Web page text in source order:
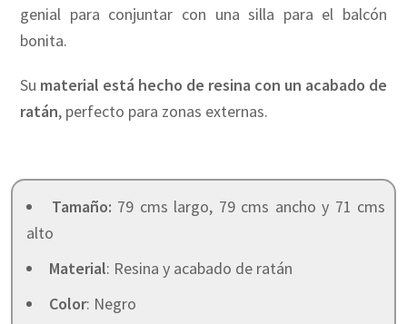
genial para conjuntar con una silla para el balcón
bonita.
Su material está hecho de resina con un acabado de
ratán, perfecto para zonas externas.
Tamaño: 79 cms largo, 79 cms ancho y 71 cms
alto
Material: Resina y acabado de ratán
Color: Negro